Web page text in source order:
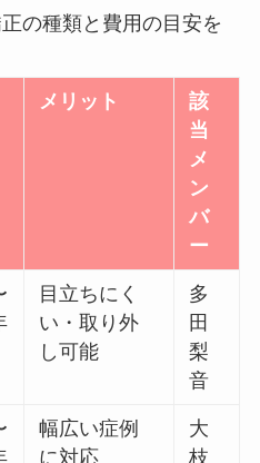
の種類と費用の目安を
メリット
該
当
メ
ン
バ
ー
目立ちにく
い・取り外
し可能
多
田
梨
音
幅広い症例
に対応
大
枝